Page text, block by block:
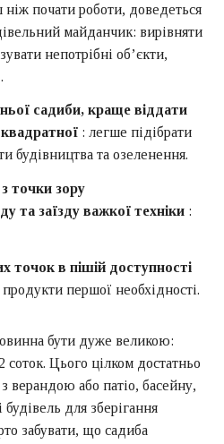
почати роботи, доведеться
майданчик: вирівняти
непотрібні об’єкти,
садиби, краще віддати
: легше підібрати
будівництва та озеленення.
точки зору
та заїзду важкої техніки :
точок в пішій доступності
першої необхідності.
бути дуже великою:
Цього цілком достатньо
верандою або патіо, басейну,
для зберігання
забувати, що садиба